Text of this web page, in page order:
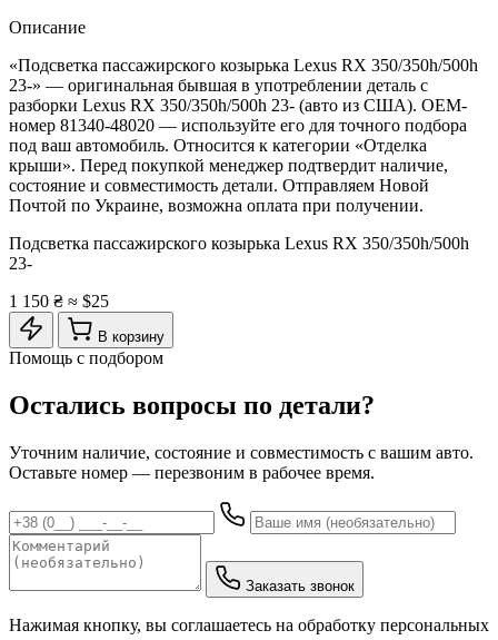
Описание
«Подсветка пассажирского козырька Lexus RX 350/350h/500h
23-» — оригинальная бывшая в употреблении деталь с
разборки Lexus RX 350/350h/500h 23- (авто из США). OEM-
номер 81340-48020 — используйте его для точного подбора
под ваш автомобиль. Относится к категории «Отделка
крыши». Перед покупкой менеджер подтвердит наличие,
состояние и совместимость детали. Отправляем Новой
Почтой по Украине, возможна оплата при получении.
Подсветка пассажирского козырька Lexus RX 350/350h/500h
23-
1 150 ₴ ≈ $25
В корзину
Помощь с подбором
Остались вопросы по детали?
Уточним наличие, состояние и совместимость с вашим авто.
Оставьте номер — перезвоним в рабочее время.
Заказать звонок
Нажимая кнопку, вы соглашаетесь на обработку персональных